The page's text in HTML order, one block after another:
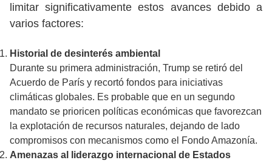
limitar significativamente estos avances debido a
varios factores:
Historial de desinterés ambiental
Durante su primera administración, Trump se retiró del
Acuerdo de París y recortó fondos para iniciativas
climáticas globales. Es probable que en un segundo
mandato se prioricen políticas económicas que favorezcan
la explotación de recursos naturales, dejando de lado
compromisos con mecanismos como el Fondo Amazonía.
Amenazas al liderazgo internacional de Estados